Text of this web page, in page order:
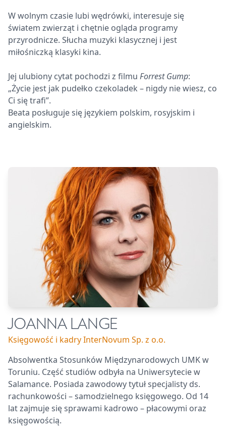
W wolnym czasie lubi wędrówki, interesuje się
światem zwierząt i chętnie ogląda programy
przyrodnicze. Słucha muzyki klasycznej i jest
miłośniczką klasyki kina.
Jej ulubiony cytat pochodzi z filmu Forrest Gump:
„Życie jest jak pudełko czekoladek – nigdy nie wiesz, co
Ci się trafi”.
Beata posługuje się językiem polskim, rosyjskim i
angielskim.
JOANNA LANGE
Księgowość i kadry InterNovum Sp. z o.o.
Absolwentka Stosunków Międzynarodowych UMK w
Toruniu. Część studiów odbyła na Uniwersytecie w
Salamance. Posiada zawodowy tytuł specjalisty ds.
rachunkowości – samodzielnego księgowego. Od 14
lat zajmuje się sprawami kadrowo – płacowymi oraz
księgowością.